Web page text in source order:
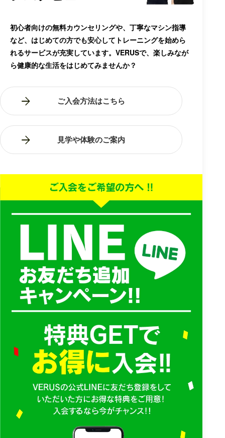
初心者向けの無料カウンセリングや、丁寧なマシン指導
など、はじめての方でも安心してトレーニングを始めら
れるサービスが充実しています。VERUSで、楽しみなが
ら健康的な生活をはじめてみませんか？
ご入会方法はこちら
見学や体験のご案内